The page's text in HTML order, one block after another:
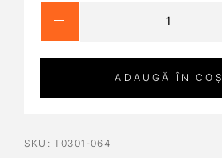
ADAUGĂ ÎN COȘ
SKU: T0301-064